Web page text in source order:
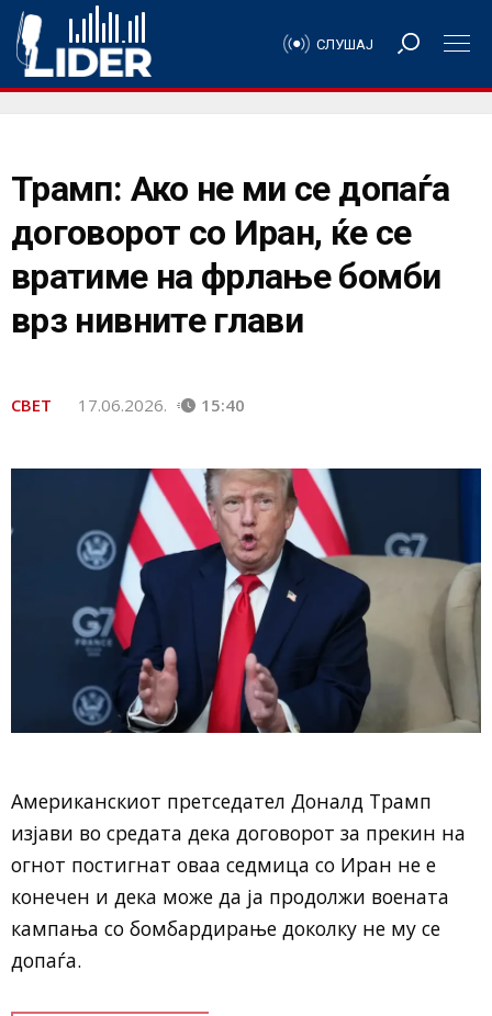
СЛУШАЈ
Трамп: Ако не ми се допаѓа
договорот со Иран, ќе се
вратиме на фрлање бомби
врз нивните глави
СВЕТ 17.06.2026. 15:40
Американскиот претседател Доналд Трамп
изјави во средата дека договорот за прекин на
огнот постигнат оваа седмица со Иран не е
конечен и дека може да ја продолжи воената
кампања со бомбардирање доколку не му се
допаѓа.